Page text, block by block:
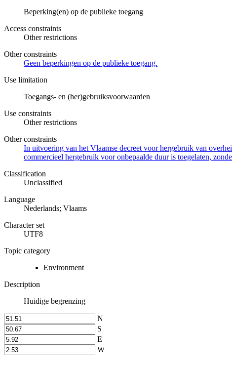
Beperking(en) op de publieke toegang
Access constraints
Other restrictions
Other constraints
Geen beperkingen op de publieke toegang.
Use limitation
Toegangs- en (her)gebruiksvoorwaarden
Use constraints
Other restrictions
Other constraints
In uitvoering van het Vlaamse decreet voor hergebruik van
commercieel hergebruik voor onbepaalde duur is toegelaten,
Classification
Unclassified
Language
Nederlands; Vlaams
Character set
UTF8
Topic category
Environment
Description
Huidige begrenzing
N
S
E
W